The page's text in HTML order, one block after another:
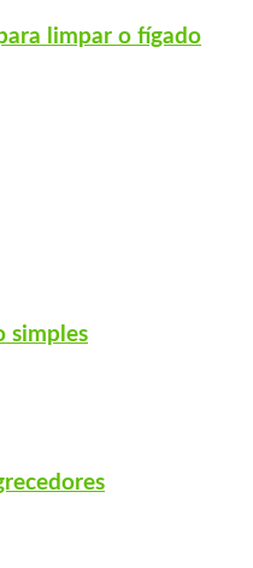
limpar o fígado
simples